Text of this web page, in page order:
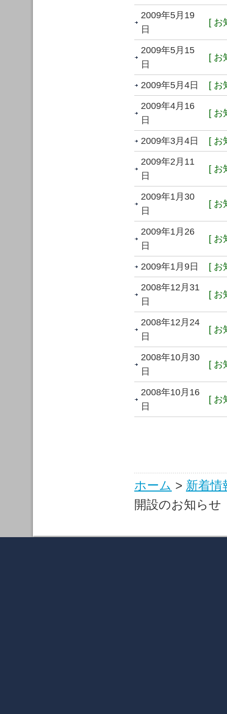
2009年5月19
日
[ お
2009年5月15
日
[ お
2009年5月4日 [ お
2009年4月16
日
[ お
2009年3月4日 [ お
2009年2月11
日
[ お
2009年1月30
日
[ お
2009年1月26
日
[ お
2009年1月9日 [ お
2008年12月31
日
[ お
2008年12月24
日
[ お
2008年10月30
日
[ お
2008年10月16
日
[ お
ホーム > 新着情
開設のお知らせ